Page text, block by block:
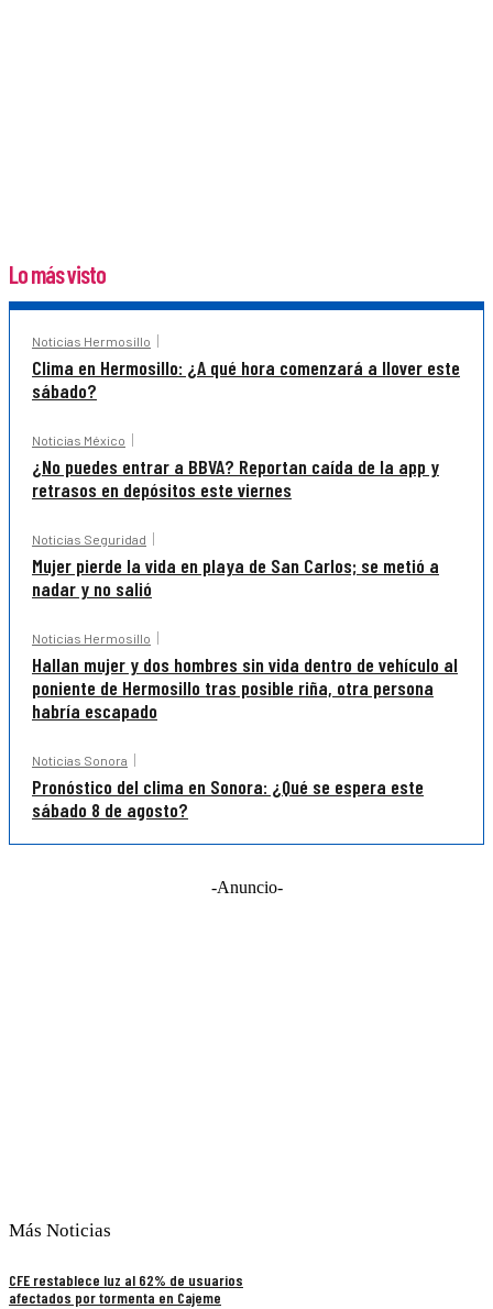
Lo más visto
Noticias Hermosillo
Clima en Hermosillo: ¿A qué hora comenzará a llover este
sábado?
Noticias México
¿No puedes entrar a BBVA? Reportan caída de la app y
retrasos en depósitos este viernes
Noticias Seguridad
Mujer pierde la vida en playa de San Carlos; se metió a
nadar y no salió
Noticias Hermosillo
Hallan mujer y dos hombres sin vida dentro de vehículo al
poniente de Hermosillo tras posible riña, otra persona
habría escapado
Noticias Sonora
Pronóstico del clima en Sonora: ¿Qué se espera este
sábado 8 de agosto?
-Anuncio-
Más Noticias
CFE restablece luz al 62% de usuarios
afectados por tormenta en Cajeme